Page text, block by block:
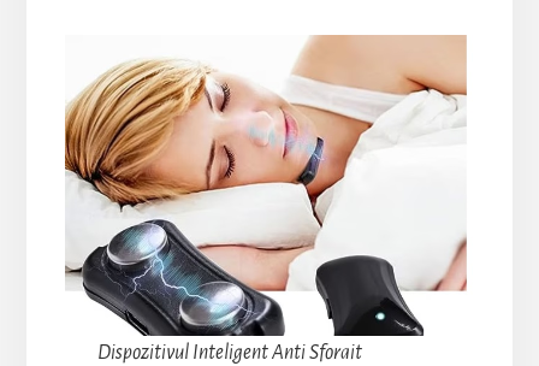
Dispozitivul Inteligent Anti Sforait